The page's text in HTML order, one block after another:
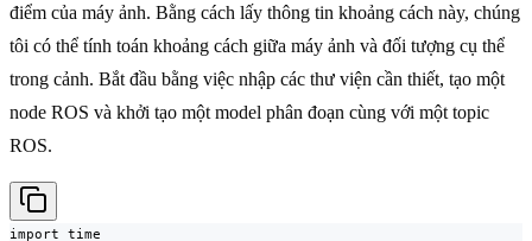
điểm của máy ảnh. Bằng cách lấy thông tin khoảng cách này, chúng
tôi có thể tính toán khoảng cách giữa máy ảnh và đối tượng cụ thể
trong cảnh. Bắt đầu bằng việc nhập các thư viện cần thiết, tạo một
node ROS và khởi tạo một model phân đoạn cùng với một topic
ROS.
import time